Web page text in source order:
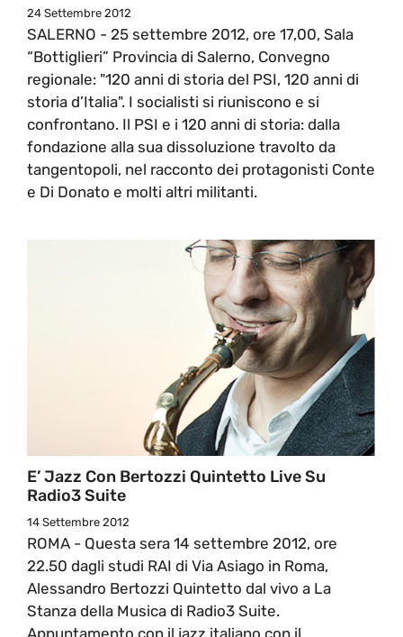
24 Settembre 2012
SALERNO - 25 settembre 2012, ore 17,00, Sala
“Bottiglieri” Provincia di Salerno, Convegno
regionale: "120 anni di storia del PSI, 120 anni di
storia d’Italia". I socialisti si riuniscono e si
confrontano. Il PSI e i 120 anni di storia: dalla
fondazione alla sua dissoluzione travolto da
tangentopoli, nel racconto dei protagonisti Conte
e Di Donato e molti altri militanti.
E’ Jazz Con Bertozzi Quintetto Live Su
Radio3 Suite
14 Settembre 2012
ROMA - Questa sera 14 settembre 2012, ore
22.50 dagli studi RAI di Via Asiago in Roma,
Alessandro Bertozzi Quintetto dal vivo a La
Stanza della Musica di Radio3 Suite.
Appuntamento con il jazz italiano con il